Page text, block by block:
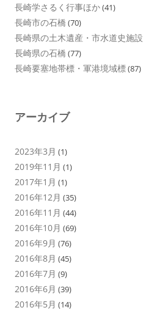
長崎学さるく行事ほか(41)
長崎市の石橋 (70)
長崎県の土木遺産・市水道史施設
長崎県の石橋 (77)
長崎要塞地帯標・軍港境域標(87)
アーカイブ
2023年3月 (1)
2019年11月 (1)
2017年1月 (1)
2016年12月 (35)
2016年11月 (44)
2016年10月 (69)
2016年9月 (76)
2016年8月 (45)
2016年7月 (9)
2016年6月 (39)
2016年5月 (14)